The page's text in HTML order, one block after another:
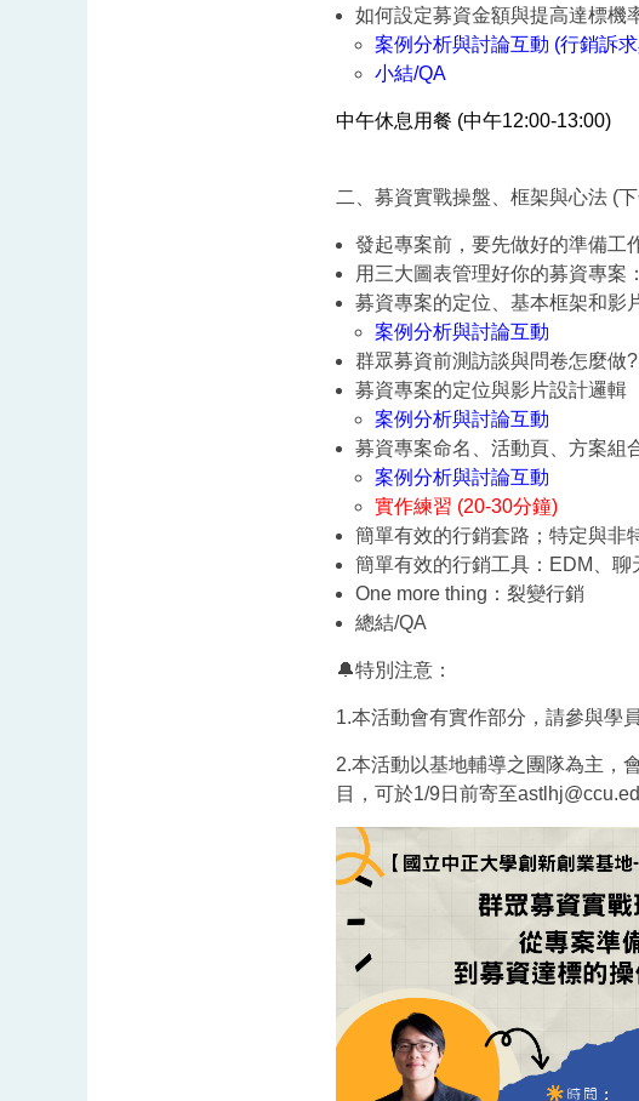
如何設定募資金額與提高達標機
案例分析與討論互動 (行銷訴
小結/QA
中午休息用餐 (中午12:00-13:00)
二、募資實戰操盤、框架與心法 (
發起專案前，要先做好的準備工
用三大圖表管理好你的募資專案
募資專案的定位、基本框架和影
案例分析與討論互動
群眾募資前測訪談與問卷怎麼做?
募資專案的定位與影片設計邏輯
案例分析與討論互動
募資專案命名、活動頁、方案組
案例分析與討論互動
實作練習 (20-30分鐘)
簡單有效的行銷套路；特定與非
簡單有效的行銷工具：EDM、聊
One more thing：裂變行銷
總結/QA
🔔特別注意：
1.本活動會有實作部分，請參與學
2.本活動以基地輔導之團隊為主，
目，可於1/9日前寄至